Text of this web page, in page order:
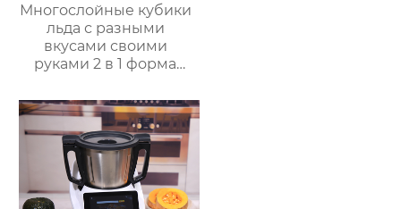
Многослойные кубики
льда с разными
вкусами своими
руками 2 в 1 форма
для хранения форма
для ведерка для льда